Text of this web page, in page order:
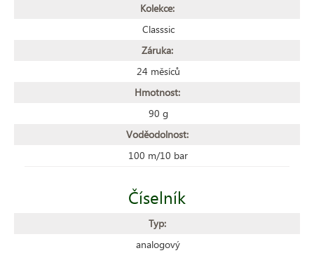
Kolekce:
Classsic
Záruka:
24 měsíců
Hmotnost:
90 g
Voděodolnost:
100 m/10 bar
Číselník
Typ:
analogový